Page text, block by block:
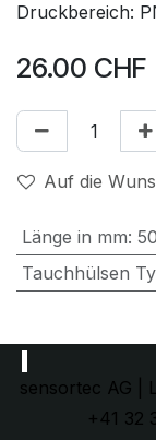
Druckbereich:
26.00 CHF
Auf die
Länge in mm: 50
Tauchhülsen
sensortec AG |
+41 32